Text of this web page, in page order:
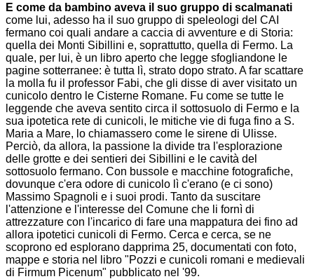
E come da bambino aveva il suo gruppo di scalmanati
come lui, adesso ha il suo gruppo di speleologi del CAI
fermano coi quali andare a caccia di avventure e di Storia:
quella dei Monti Sibillini e, soprattutto, quella di Fermo. La
quale, per lui, è un libro aperto che legge sfogliandone le
pagine sotterranee: è tutta lì, strato dopo strato. A far scattare
la molla fu il professor Fabi, che gli disse di aver visitato un
cunicolo dentro le Cisterne Romane. Fu come se tutte le
leggende che aveva sentito circa il sottosuolo di Fermo e la
sua ipotetica rete di cunicoli, le mitiche vie di fuga fino a S.
Maria a Mare, lo chiamassero come le sirene di Ulisse.
Perciò, da allora, la passione la divide tra l'esplorazione
delle grotte e dei sentieri dei Sibillini e le cavità del
sottosuolo fermano. Con bussole e macchine fotografiche,
dovunque c'era odore di cunicolo lì c'erano (e ci sono)
Massimo Spagnoli e i suoi prodi. Tanto da suscitare
l'attenzione e l'interesse del Comune che li fornì di
attrezzature con l'incarico di fare una mappatura dei fino ad
allora ipotetici cunicoli di Fermo. Cerca e cerca, se ne
scoprono ed esplorano dapprima 25, documentati con foto,
mappe e storia nel libro "Pozzi e cunicoli romani e medievali
di Firmum Picenum" pubblicato nel '99.